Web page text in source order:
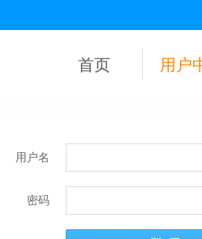
首页 用户
用户名
密码